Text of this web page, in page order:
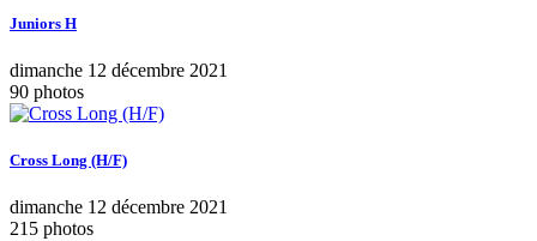
Juniors H
dimanche 12 décembre 2021
90 photos
Cross Long (H/F)
dimanche 12 décembre 2021
215 photos